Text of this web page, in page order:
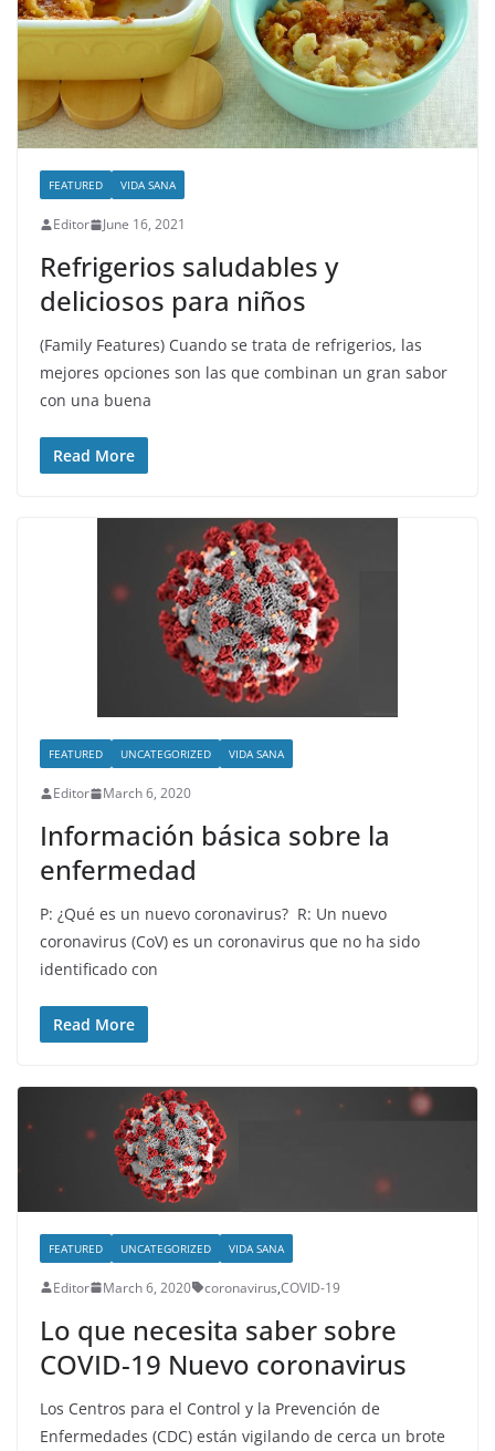
FEATURED VIDA SANA
Editor June 16, 2021
Refrigerios saludables y
deliciosos para niños
(Family Features) Cuando se trata de refrigerios, las
mejores opciones son las que combinan un gran sabor
con una buena
Read More
FEATURED UNCATEGORIZED VIDA SANA
Editor March 6, 2020
Información básica sobre la
enfermedad
P: ¿Qué es un nuevo coronavirus? R: Un nuevo
coronavirus (CoV) es un coronavirus que no ha sido
identificado con
Read More
FEATURED UNCATEGORIZED VIDA SANA
Editor March 6, 2020 coronavirus,COVID-19
Lo que necesita saber sobre
COVID-19 Nuevo coronavirus
Los Centros para el Control y la Prevención de
Enfermedades (CDC) están vigilando de cerca un brote